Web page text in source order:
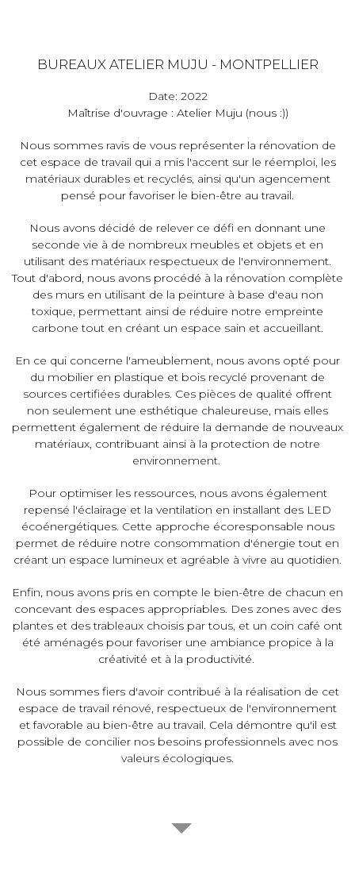
BUREAUX ATELIER MUJU - MONTPELLIER
Date: 2022
Maîtrise d'ouvrage : Atelier Muju (nous :))
Nous sommes ravis de vous représenter la rénovation de
cet espace de travail qui a mis l'accent sur le réemploi, les
matériaux durables et recyclés, ainsi qu'un agencement
pensé pour favoriser le bien-être au travail.
Nous avons décidé de relever ce défi en donnant une
seconde vie à de nombreux meubles et objets et en
utilisant des matériaux respectueux de l'environnement.
Tout d'abord, nous avons procédé à la rénovation complète
des murs en utilisant de la peinture à base d'eau non
toxique, permettant ainsi de réduire notre empreinte
carbone tout en créant un espace sain et accueillant.
En ce qui concerne l'ameublement, nous avons opté pour
du mobilier en plastique et bois recyclé provenant de
sources certifiées durables. Ces pièces de qualité offrent
non seulement une esthétique chaleureuse, mais elles
permettent également de réduire la demande de nouveaux
matériaux, contribuant ainsi à la protection de notre
environnement.
Pour optimiser les ressources, nous avons également
repensé l'éclairage et la ventilation en installant des LED
écoénergétiques. Cette approche écoresponsable nous
permet de réduire notre consommation d'énergie tout en
créant un espace lumineux et agréable à vivre au quotidien.
Enfin, nous avons pris en compte le bien-être de chacun en
concevant des espaces appropriables. Des zones avec des
plantes et des trableaux choisis par tous, et un coin café ont
été aménagés pour favoriser une ambiance propice à la
créativité et à la productivité.
Nous sommes fiers d'avoir contribué à la réalisation de cet
espace de travail rénové, respectueux de l'environnement
et favorable au bien-être au travail. Cela démontre qu'il est
possible de concilier nos besoins professionnels avec nos
valeurs écologiques.